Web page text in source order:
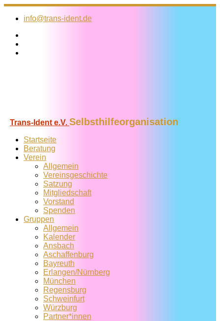
Zum
Inhalt
info@trans-ident.de
Trans-Ident e.V. Selbsthilfeorganisation
Startseite
Beratung
Verein
Allgemein
Vereins­geschichte
Satzung
Mitglied­schaft
Vorstand
Spenden
Gruppen
Allgemein
Kalender
Ansbach
Aschaffenburg
Bayreuth
Erlangen/Nürnberg
München
Regensburg
Schweinfurt
Würzburg
Partner*innen